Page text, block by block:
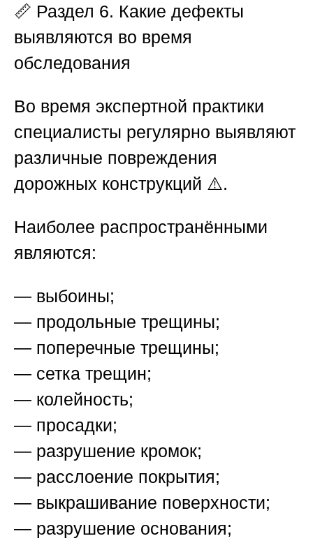
📏 Раздел 6. Какие дефекты
выявляются во время
обследования
Во время экспертной практики
специалисты регулярно выявляют
различные повреждения
дорожных конструкций ⚠️.
Наиболее распространёнными
являются:
— выбоины;
— продольные трещины;
— поперечные трещины;
— сетка трещин;
— колейность;
— просадки;
— разрушение кромок;
— расслоение покрытия;
— выкрашивание поверхности;
— разрушение основания;